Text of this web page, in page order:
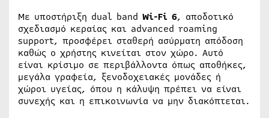
Με υποστήριξη dual band Wi-Fi 6, αποδοτικό
σχεδιασμό κεραίας και advanced roaming
support, προσφέρει σταθερή ασύρματη απόδοση
καθώς ο χρήστης κινείται στον χώρο. Αυτό
είναι κρίσιμο σε περιβάλλοντα όπως αποθήκες,
μεγάλα γραφεία, ξενοδοχειακές μονάδες ή
χώροι υγείας, όπου η κάλυψη πρέπει να είναι
συνεχής και η επικοινωνία να μην διακόπτεται.